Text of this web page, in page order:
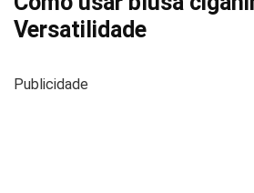
Versatilidade
Publicidade